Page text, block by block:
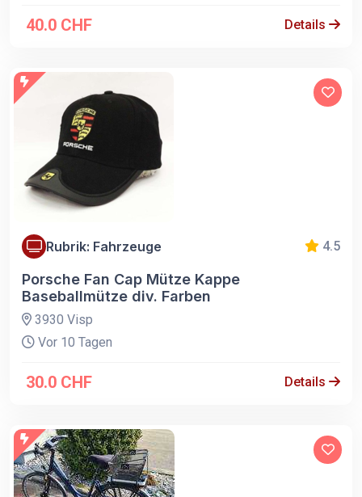
40.0 CHF Details
Rubrik: Fahrzeuge 4.5
Porsche Fan Cap Mütze Kappe
Baseballmütze div. Farben
3930 Visp
Vor 10 Tagen
30.0 CHF Details